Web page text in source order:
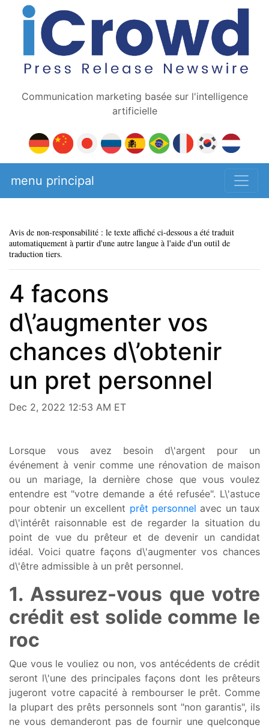
Communication marketing basée sur l'intelligence
artificielle
menu principal
Avis de non-responsabilité : le texte affiché ci-dessous a été traduit
automatiquement à partir d'une autre langue à l'aide d'un outil de
traduction tiers.
4 facons
d\’augmenter vos
chances d\’obtenir
un pret personnel
Dec 2, 2022 12:53 AM ET
Lorsque vous avez besoin d\'argent pour un
événement à venir comme une rénovation de maison
ou un mariage, la dernière chose que vous voulez
entendre est "votre demande a été refusée". L\'astuce
pour obtenir un excellent prêt personnel avec un taux
d\'intérêt raisonnable est de regarder la situation du
point de vue du prêteur et de devenir un candidat
idéal. Voici quatre façons d\'augmenter vos chances
d\'être admissible à un prêt personnel.
1. Assurez-vous que votre
crédit est solide comme le
roc
Que vous le vouliez ou non, vos antécédents de crédit
seront l\'une des principales façons dont les prêteurs
jugeront votre capacité à rembourser le prêt. Comme
la plupart des prêts personnels sont "non garantis", ils
ne vous demanderont pas de fournir une quelconque